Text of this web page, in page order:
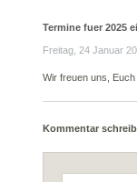
Termine fuer 2025
Freitag, 24 Januar
Wir freuen uns,
Kommentar